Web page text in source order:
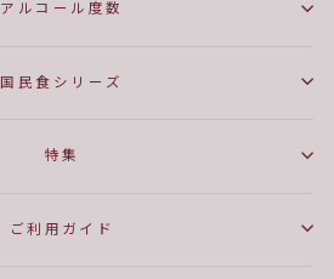
アルコール度数
国民食シリーズ
特集
ご利用ガイド